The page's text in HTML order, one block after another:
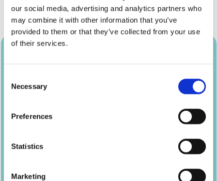
our social media, advertising and analytics partners who
may combine it with other information that you’ve
provided to them or that they’ve collected from your use
of their services.
Selection
Necessary
Preferences
Statistics
Marketing
d’entreprise, on vous conseille de privilégier un séjour
en début de semaine, les prix sont plus avantageux.
Un photobooth Josepho, ça vous dit ?
Fédérez vos collaborateurs autour d’une animation